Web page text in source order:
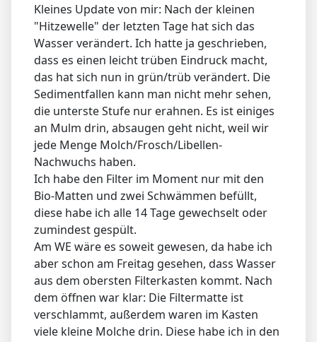
Kleines Update von mir: Nach der kleinen
"Hitzewelle" der letzten Tage hat sich das
Wasser verändert. Ich hatte ja geschrieben,
dass es einen leicht trüben Eindruck macht,
das hat sich nun in grün/trüb verändert. Die
Sedimentfallen kann man nicht mehr sehen,
die unterste Stufe nur erahnen. Es ist einiges
an Mulm drin, absaugen geht nicht, weil wir
jede Menge Molch/Frosch/Libellen-
Nachwuchs haben.
Ich habe den Filter im Moment nur mit den
Bio-Matten und zwei Schwämmen befüllt,
diese habe ich alle 14 Tage gewechselt oder
zumindest gespült.
Am WE wäre es soweit gewesen, da habe ich
aber schon am Freitag gesehen, dass Wasser
aus dem obersten Filterkasten kommt. Nach
dem öffnen war klar: Die Filtermatte ist
verschlammt, außerdem waren im Kasten
viele kleine Molche drin. Diese habe ich in den